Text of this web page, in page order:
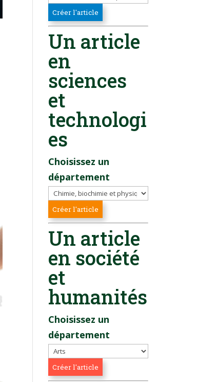
Un article
en
sciences
et
technologi
es
Choisissez un
département
Un article
en société
et
humanités
Choisissez un
département